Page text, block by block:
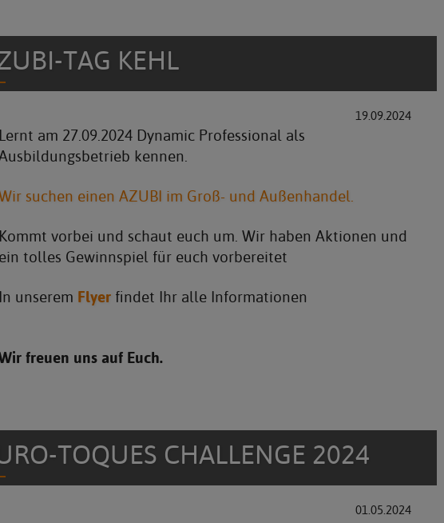
TAG KEHL
19.09.2024
am 27.09.2024 Dynamic Professional als
kennen.
suchen einen AZUBI im Groß- und Außenhandel.
vorbei und schaut euch um. Wir haben Aktionen und
tolles Gewinnspiel für euch vorbereitet
unserem Flyerfindet Ihr alle Informationen
freuen uns auf Euch.
TOQUES CHALLENGE 2024
01.05.2024